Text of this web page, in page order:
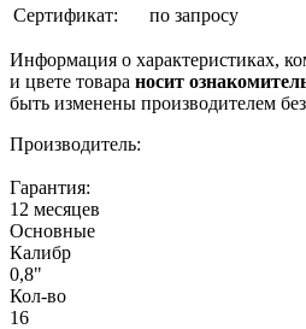
Сертификат:
по запросу
Информация о характеристиках,
и цвете товара носит
быть изменены производителем
Производитель:
Гарантия:
12 месяцев
Основные
Калибр
0,8"
Кол-во
16